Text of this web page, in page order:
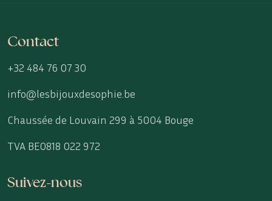
Contact
+32 484 76 07 30
info@lesbijouxdesophie.be
Chaussée de Louvain 299 à 5004 Bouge
TVA BE0818 022 972
Suivez-nous